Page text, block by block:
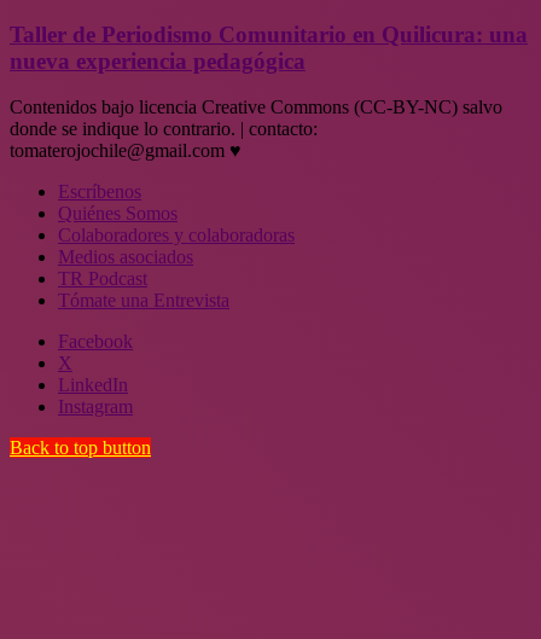
Taller de Periodismo Comunitario en Quilicura: una
nueva experiencia pedagógica
Contenidos bajo licencia Creative Commons (CC-BY-NC) salvo
donde se indique lo contrario. | contacto:
tomaterojochile@gmail.com ♥
Escríbenos
Quiénes Somos
Colaboradores y colaboradoras
Medios asociados
TR Podcast
Tómate una Entrevista
Facebook
X
LinkedIn
Instagram
Back to top button